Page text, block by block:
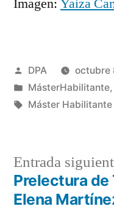
Publicado
por
DPA
octubre
Publicado
en
MásterHabilitante,
Etiquetas:
Máster Habilitante
Entrada
Prelectura
Elena